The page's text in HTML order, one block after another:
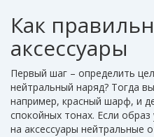
Как
аксессуары
Первый шаг – определить
нейтральный наряд? Тогда
например, красный шарф, и
спокойных тонах. Если
на аксессуары нейтральные